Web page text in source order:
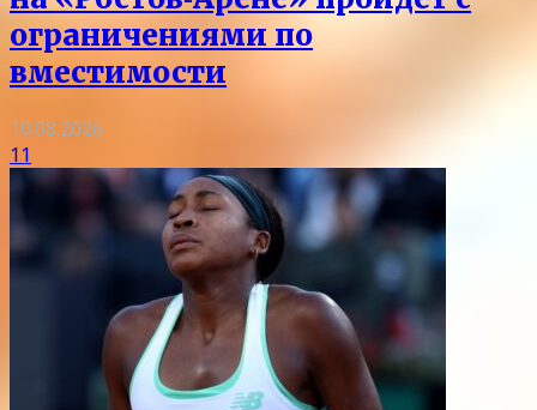
ограничениями по
вместимости
10.08.2026
11